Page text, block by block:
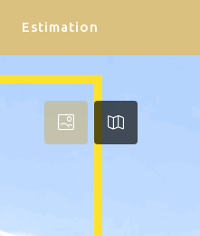
Estimation